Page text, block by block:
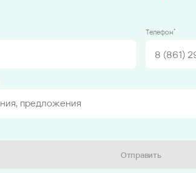
Телефон*
Отправить